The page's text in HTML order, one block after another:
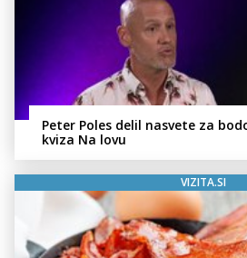
Peter Poles delil nasvete za
kviza Na lovu
VIZITA.SI